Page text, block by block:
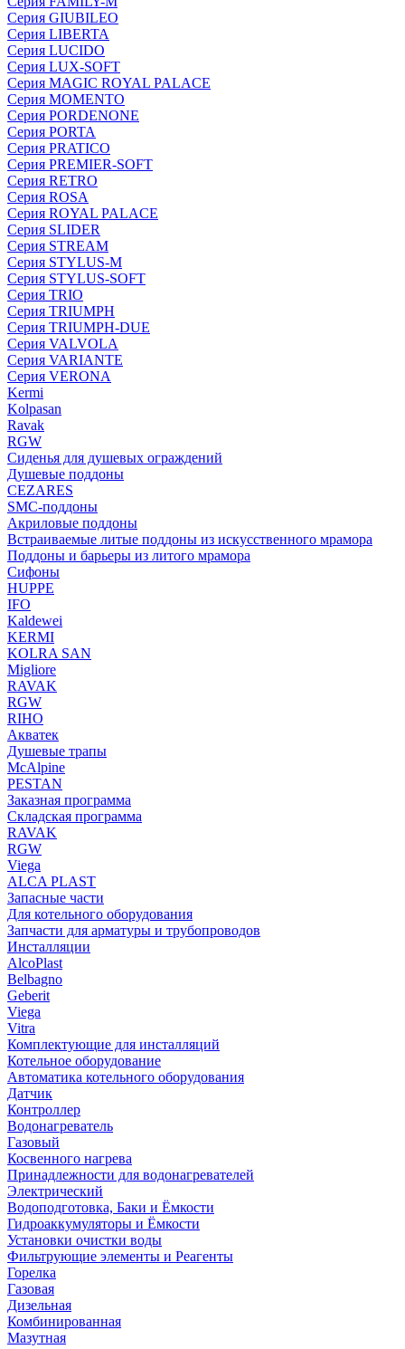
Серия GIUBILEO
Серия LIBERTA
Серия LUCIDO
Серия LUX-SOFT
Серия MAGIC ROYAL PALACE
Серия MOMENTO
Серия PORDENONE
Серия PORTA
Серия PRATICO
Серия PREMIER-SOFT
Серия RETRO
Серия ROSA
Серия ROYAL PALACE
Серия SLIDER
Серия STREAM
Серия STYLUS-M
Серия STYLUS-SOFT
Серия TRIO
Серия TRIUMPH
Серия TRIUMPH-DUE
Серия VALVOLA
Серия VARIANTE
Серия VERONA
Kermi
Kolpasan
Ravak
RGW
Сиденья для душевых ограждений
Душевые поддоны
CEZARES
SMC-поддоны
Акриловые поддоны
Встраиваемые литые поддоны из искусственного мрамора
Поддоны и барьеры из литого мрамора
Сифоны
HUPPE
IFO
Kaldewei
KERMI
KOLRA SAN
Migliore
RAVAK
RGW
RIHO
Акватек
Душевые трапы
McAlpine
PESTAN
Заказная программа
Складская программа
RAVAK
RGW
Viega
АLCA PLAST
Запасные части
Для котельного оборудования
Запчасти для арматуры и трубопроводов
Инсталляции
AlcoPlast
Belbagno
Geberit
Viega
Vitra
Комплектующие для инсталляций
Котельное оборудование
Автоматика котельного оборудования
Датчик
Контроллер
Водонагреватель
Газовый
Косвенного нагрева
Принадлежности для водонагревателей
Электрический
Водоподготовка, Баки и Ёмкости
Гидроаккумуляторы и Ёмкости
Установки очистки воды
Фильтрующие элементы и Реагенты
Горелка
Газовая
Дизельная
Комбинированная
Мазутная